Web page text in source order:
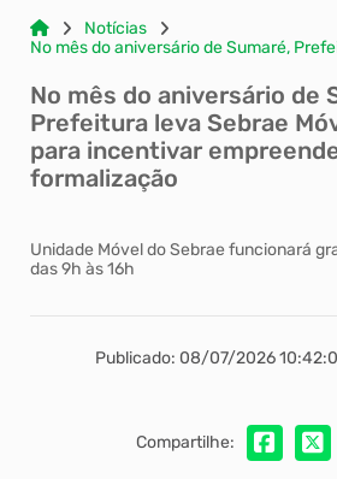
Notícias
No mês do aniversário de
Prefeitura leva Sebrae
para incentivar
formalização
Unidade Móvel do Sebrae funcionará
das 9h às 16h
Publicado: 08/07/2026
Compartilhe: